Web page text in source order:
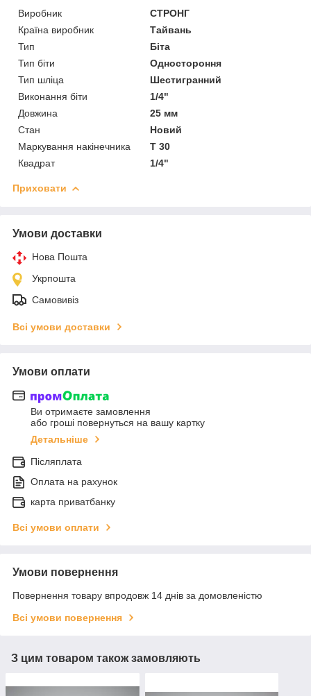
Виробник
СТРОНГ
Країна виробник
Тайвань
Тип
Біта
Тип біти
Одностороння
Тип шліца
Шестигранний
Виконання біти
1/4"
Довжина
25 мм
Стан
Новий
Маркування накінечника
Т 30
Квадрат
1/4"
Приховати
Умови доставки
Нова Пошта
Укрпошта
Самовивіз
Всі умови доставки
Умови оплати
Ви отримаєте замовлення
або гроші повернуться на вашу картку
Детальніше
Післяплата
Оплата на рахунок
карта приватбанку
Всі умови оплати
Умови повернення
Повернення товару впродовж 14 днів за домовленістю
Всі умови повернення
З цим товаром також замовляють